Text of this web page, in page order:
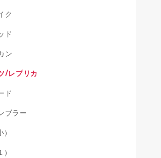
ク
ド
ン
/レプリカ
ド
ブラー